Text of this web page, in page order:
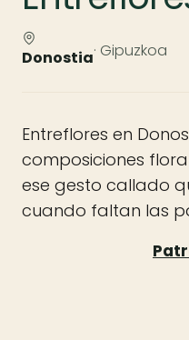
Donostia· Gipuzkoa
Entreflores en
composiciones
ese gesto callado
cuando faltan las